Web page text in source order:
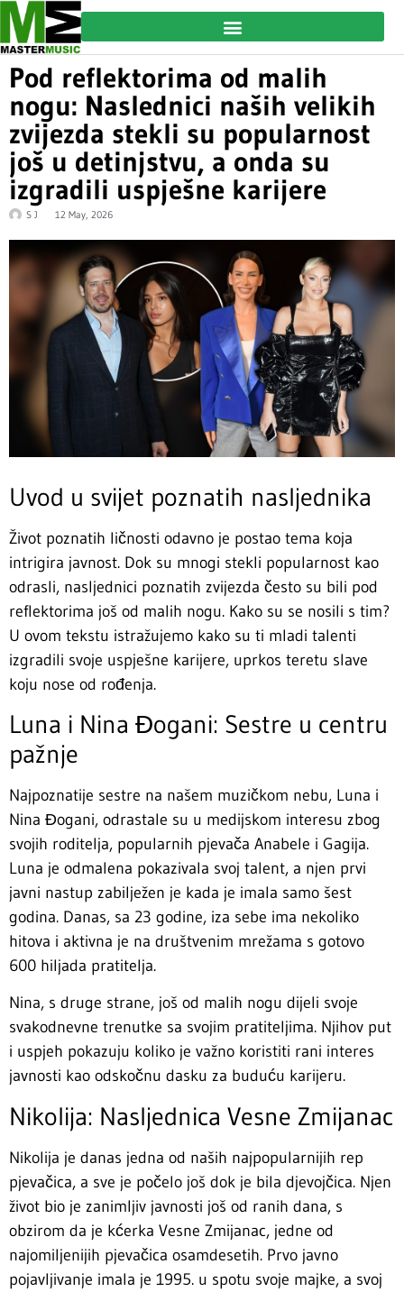
Pod reflektorima od malih
nogu: Naslednici naših velikih
zvijezda stekli su popularnost
još u detinjstvu, a onda su
izgradili uspješne karijere
S J 12 May, 2026
Uvod u svijet poznatih nasljednika
Život poznatih ličnosti odavno je postao tema koja
intrigira javnost. Dok su mnogi stekli popularnost kao
odrasli, nasljednici poznatih zvijezda često su bili pod
reflektorima još od malih nogu. Kako su se nosili s tim?
U ovom tekstu istražujemo kako su ti mladi talenti
izgradili svoje uspješne karijere, uprkos teretu slave
koju nose od rođenja.
Luna i Nina Đogani: Sestre u centru
pažnje
Najpoznatije sestre na našem muzičkom nebu, Luna i
Nina Đogani, odrastale su u medijskom interesu zbog
svojih roditelja, popularnih pjevača Anabele i Gagija.
Luna je odmalena pokazivala svoj talent, a njen prvi
javni nastup zabilježen je kada je imala samo šest
godina. Danas, sa 23 godine, iza sebe ima nekoliko
hitova i aktivna je na društvenim mrežama s gotovo
600 hiljada pratitelja.
Nina, s druge strane, još od malih nogu dijeli svoje
svakodnevne trenutke sa svojim pratiteljima. Njihov put
i uspjeh pokazuju koliko je važno koristiti rani interes
javnosti kao odskočnu dasku za buduću karijeru.
Nikolija: Nasljednica Vesne Zmijanac
Nikolija je danas jedna od naših najpopularnijih rep
pjevačica, a sve je počelo još dok je bila djevojčica. Njen
život bio je zanimljiv javnosti još od ranih dana, s
obzirom da je kćerka Vesne Zmijanac, jedne od
najomiljenijih pjevačica osamdesetih. Prvo javno
pojavljivanje imala je 1995. u spotu svoje majke, a svoj